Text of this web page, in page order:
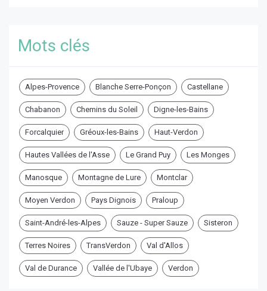
Mots clés
Alpes-Provence Blanche Serre-Ponçon Castellane
Chabanon Chemins du Soleil Digne-les-Bains
Forcalquier Gréoux-les-Bains Haut-Verdon
Hautes Vallées de l'Asse Le Grand Puy Les Monges
Manosque Montagne de Lure Montclar
Moyen Verdon Pays Dignois Praloup
Saint-André-les-Alpes Sauze - Super Sauze Sisteron
Terres Noires TransVerdon Val d'Allos
Val de Durance Vallée de l'Ubaye Verdon